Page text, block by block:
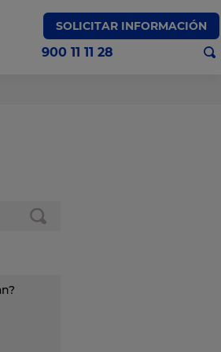
SOLICITAR INFORMACIÓN
900 11 11 28